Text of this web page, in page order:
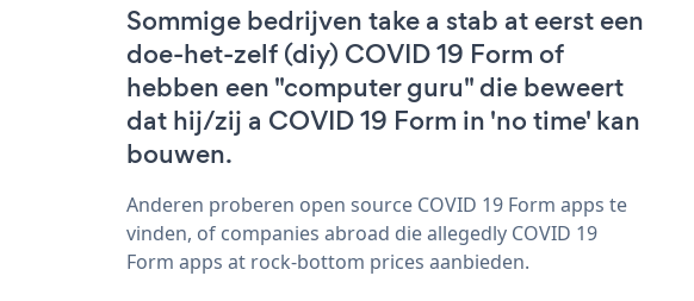
Sommige bedrijven take a stab at eerst een
doe-het-zelf (diy) COVID 19 Form of
hebben een "computer guru" die beweert
dat hij/zij a COVID 19 Form in 'no time' kan
bouwen.
Anderen proberen open source COVID 19 Form apps te
vinden, of companies abroad die allegedly COVID 19
Form apps at rock-bottom prices aanbieden.